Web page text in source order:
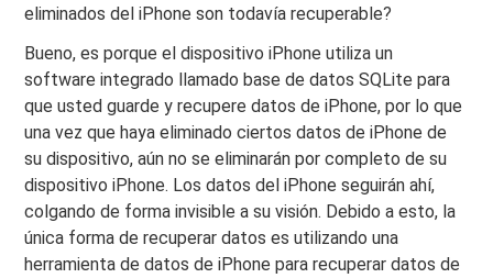
eliminados del iPhone son todavía recuperable?
Bueno, es porque el dispositivo iPhone utiliza un
software integrado llamado base de datos SQLite para
que usted guarde y recupere datos de iPhone, por lo que
una vez que haya eliminado ciertos datos de iPhone de
su dispositivo, aún no se eliminarán por completo de su
dispositivo iPhone. Los datos del iPhone seguirán ahí,
colgando de forma invisible a su visión. Debido a esto, la
única forma de recuperar datos es utilizando una
herramienta de datos de iPhone para recuperar datos de